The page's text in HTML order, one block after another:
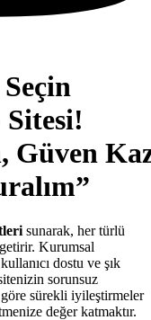
Sitesi!
Güven
sunarak, her türlü
Kurumsal
dostu ve şık
sorunsuz
göre sürekli iyileştirmeler
değer katmaktır.